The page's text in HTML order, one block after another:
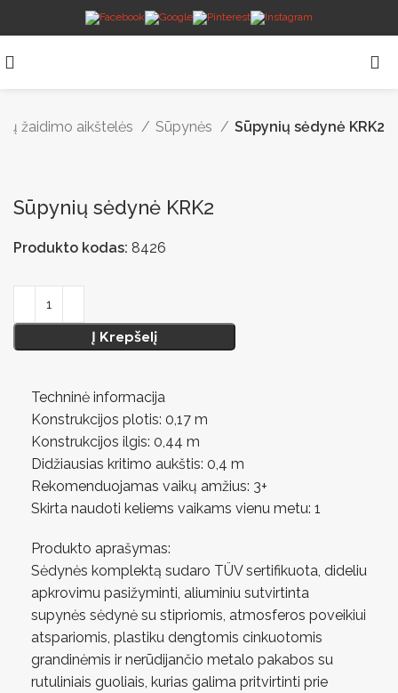
žaidimo aikštelės Sūpynės Sūpynių sėdynė KRK2
Sūpynių sėdynė KRK2
Produkto kodas: 8426
Į Krepšelį
Techninė informacija
Konstrukcijos plotis: 0,17 m
Konstrukcijos ilgis: 0,44 m
Didžiausias kritimo aukštis: 0,4 m
Rekomenduojamas vaikų amžius: 3+
Skirta naudoti keliems vaikams vienu metu: 1
Produkto aprašymas:
Sėdynės komplektą sudaro TÜV sertifikuota, dideliu
apkrovimu pasižyminti, aliuminiu sutvirtinta
supynės sėdynė su stipriomis, atmosferos poveikiui
atspariomis, plastiku dengtomis cinkuotomis
grandinėmis ir nerūdijančio metalo pakabos su
rutuliniais guoliais, kurias galima pritvirtinti prie